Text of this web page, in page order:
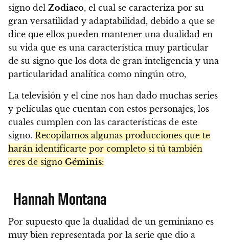
signo del Zodiaco, el cual se caracteriza por su
gran versatilidad y adaptabilidad, debido a que se
dice que ellos pueden mantener una dualidad en
su vida que es una característica muy particular
de su signo que los dota de gran inteligencia y una
particularidad analítica como ningún otro,
La televisión y el cine nos han dado muchas series
y películas que cuentan con estos personajes, los
cuales cumplen con las características de este
signo. Recopilamos algunas producciones que te
harán identificarte por completo si tú también
eres de signo Géminis:
Hannah Montana
Por supuesto que la dualidad de un geminiano es
muy bien representada por la serie que dio a